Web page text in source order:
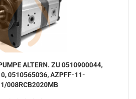
ALTERN. ZU 0510900044,
0510565036, AZPFF-11-
008RCB2020MB